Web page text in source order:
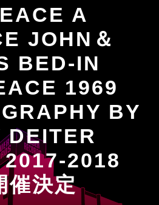
A
JOHN＆
BED-IN
1969
BY
DEITER
2018
催決定